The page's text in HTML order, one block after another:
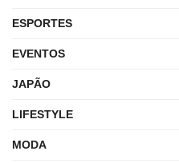
ESPORTES
EVENTOS
JAPÃO
LIFESTYLE
MODA